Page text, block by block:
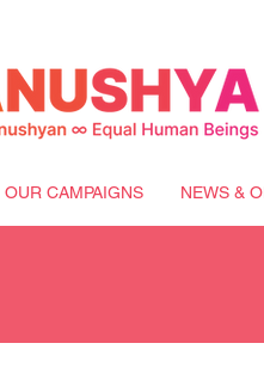
OUR CAMPAIGNS NEWS &